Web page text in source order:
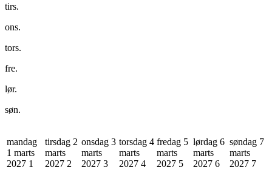
tirs.
ons.
tors.
fre.
lør.
søn.
mandag
1 marts
2027 1
tirsdag 2
marts
2027 2
onsdag 3
marts
2027 3
torsdag 4
marts
2027 4
fredag 5
marts
2027 5
lørdag 6
marts
2027 6
søndag 7
marts
2027 7